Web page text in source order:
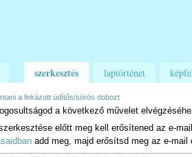
szerkesztés laptörténet
a felrázott üdítős/sörös dobozt
a következő művelet
előtt meg kell erősítened az e-
add meg, majd erősítsd meg az e-mail